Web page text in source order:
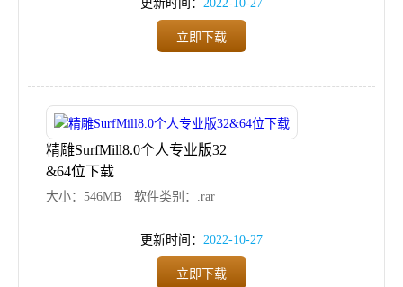
更新时间： 2022-10-27
立即下载
精雕SurfMill8.0个人专业版32
&64位下载
大小：546MB 软件类别：.rar
更新时间： 2022-10-27
立即下载